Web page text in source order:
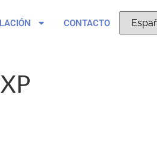
CONTACTO